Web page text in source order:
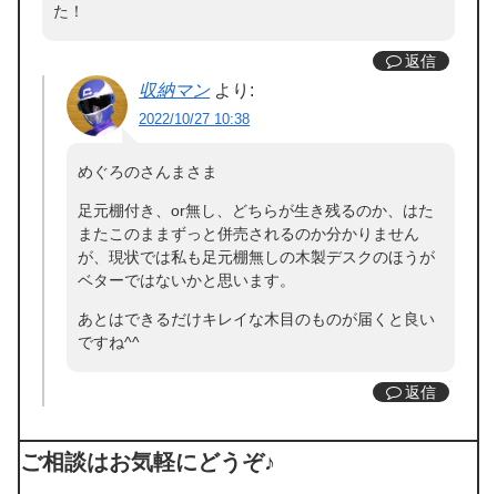
た！
返信
収納マン より:
2022/10/27 10:38
めぐろのさんまさま
足元棚付き、or無し、どちらが生き残るのか、はた
またこのままずっと併売されるのか分かりません
が、現状では私も足元棚無しの木製デスクのほうが
ベターではないかと思います。
あとはできるだけキレイな木目のものが届くと良い
ですね^^
返信
ご相談はお気軽にどうぞ♪